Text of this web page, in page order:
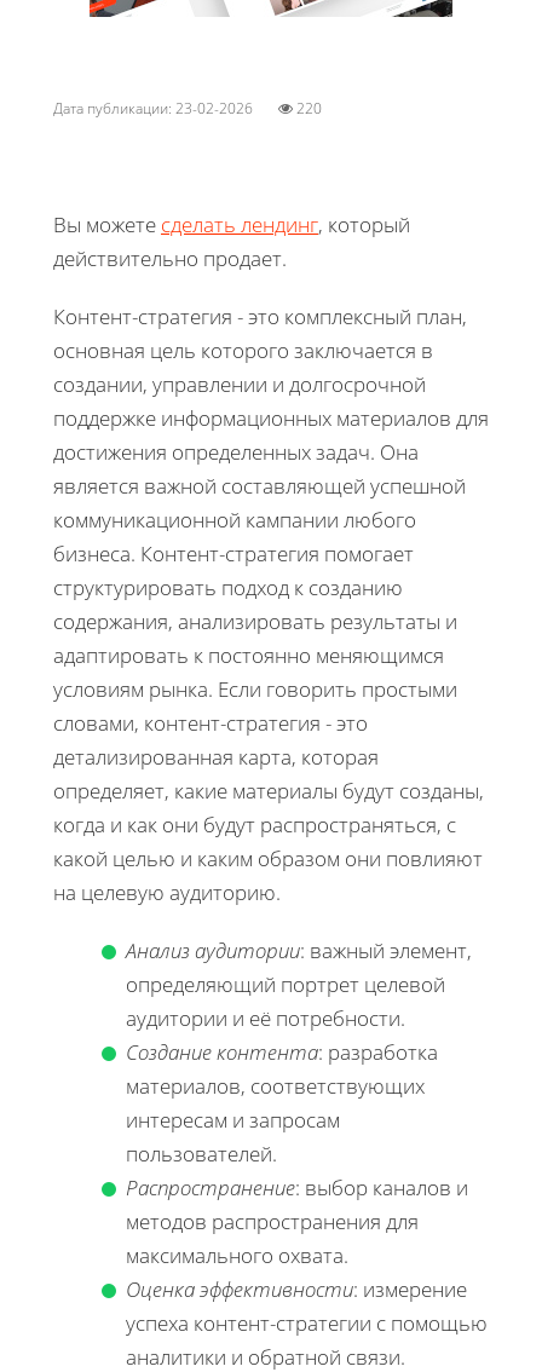
Дата публикации: 23-02-2026 220
Вы можете сделать лендинг, который
действительно продает.
Контент-стратегия - это комплексный план,
основная цель которого заключается в
создании, управлении и долгосрочной
поддержке информационных материалов для
достижения определенных задач. Она
является важной составляющей успешной
коммуникационной кампании любого
бизнеса. Контент-стратегия помогает
структурировать подход к созданию
содержания, анализировать результаты и
адаптировать к постоянно меняющимся
условиям рынка. Если говорить простыми
словами, контент-стратегия - это
детализированная карта, которая
определяет, какие материалы будут созданы,
когда и как они будут распространяться, с
какой целью и каким образом они повлияют
на целевую аудиторию.
Анализ аудитории: важный элемент,
определяющий портрет целевой
аудитории и её потребности.
Создание контента: разработка
материалов, соответствующих
интересам и запросам
пользователей.
Распространение: выбор каналов и
методов распространения для
максимального охвата.
Оценка эффективности: измерение
успеха контент-стратегии с помощью
аналитики и обратной связи.